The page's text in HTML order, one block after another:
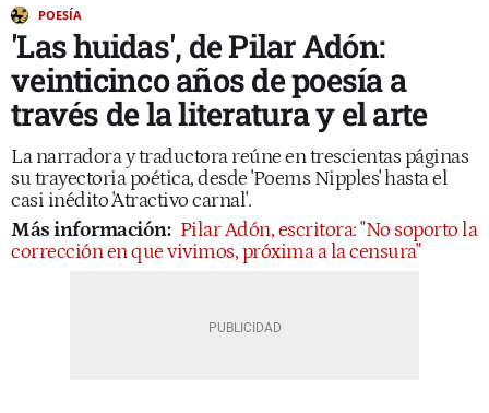
POESÍA
'Las huidas', de Pilar Adón:
veinticinco años de poesía a
través de la literatura y el arte
La narradora y traductora reúne en trescientas páginas
su trayectoria poética, desde 'Poems Nipples' hasta el
casi inédito 'Atractivo carnal'.
Más información: Pilar Adón, escritora: "No soporto la
corrección en que vivimos, próxima a la censura"